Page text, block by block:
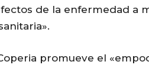
de la enfermedad a
promueve el